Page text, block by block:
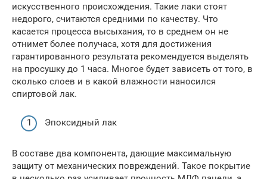
искусственного происхождения. Такие лаки стоят
недорого, считаются средними по качеству. Что
касается процесса высыхания, то в среднем он не
отнимет более получаса, хотя для достижения
гарантированного результата рекомендуется выделять
на просушку до 1 часа. Многое будет зависеть от того, в
сколько слоев и в какой влажности наносился
спиртовой лак.
Эпоксидный лак
В составе два компонента, дающие максимальную
защиту от механических повреждений. Такое покрытие